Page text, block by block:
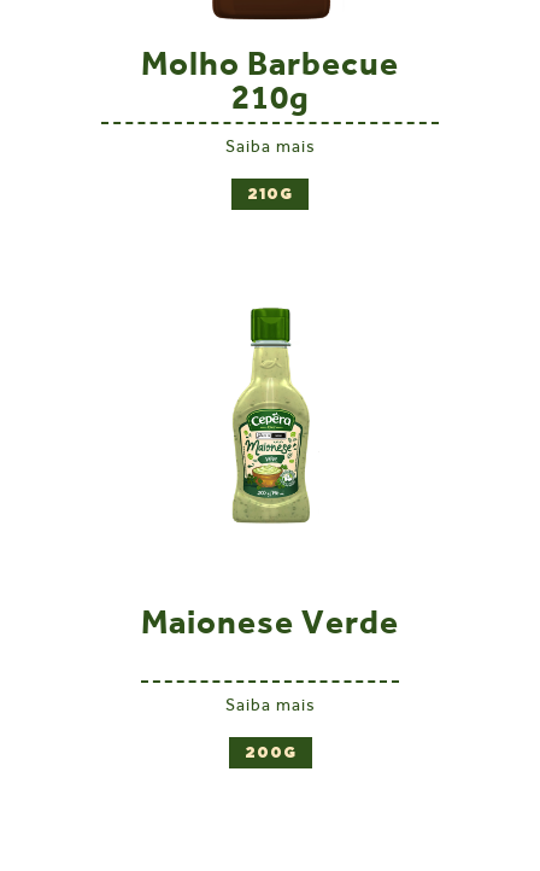
Molho Barbecue
210g
Saiba mais
210G
Maionese Verde
Saiba mais
200G